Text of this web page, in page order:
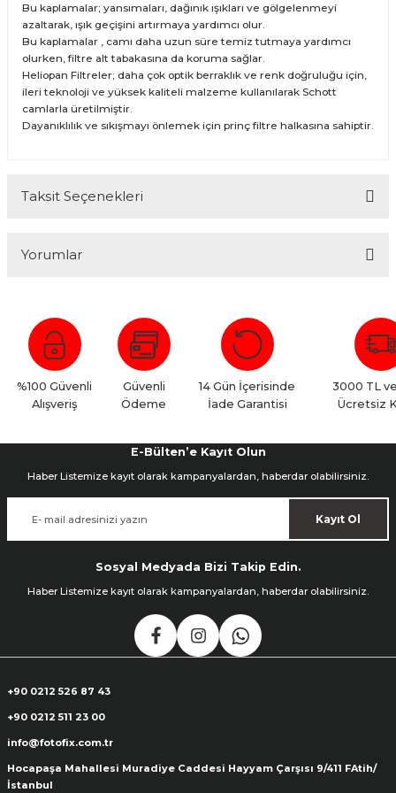
Bu kaplamalar; yansımaları, dağınık ışıkları ve gölgelenmeyi
azaltarak, ışık geçişini artırmaya yardımcı olur.
Bu kaplamalar , camı daha uzun süre temiz tutmaya yardımcı
olurken, filtre alt tabakasına da koruma sağlar.
Heliopan Filtreler; daha çok optik berraklık ve renk doğruluğu için,
ileri teknoloji ve yüksek kaliteli malzeme kullanılarak Schott
camlarla üretilmiştir.
Dayanıklılık ve sıkışmayı önlemek için prinç filtre halkasına sahiptir.
Taksit Seçenekleri
Yorumlar
Bu ürüne ilk yorumu siz yapın!
Yorum Yaz
%100 Güvenli
Alışveriş
Güvenli
Ödeme
14 Gün İçerisinde
İade Garantisi
3000 TL
Ücretsiz
E-Bülten’e Kayıt Olun
Haber Listemize kayıt olarak kampanyalardan, haberdar olabilirsiniz.
Kayıt Ol
Sosyal Medyada Bizi Takip Edin.
Haber Listemize kayıt olarak kampanyalardan, haberdar olabilirsiniz.
+90 0212 526 87 43
+90 0212 511 23 00
info@fotofix.com.tr
Hocapaşa Mahallesi Muradiye Caddesi Hayyam Çarşısı 9/411 FAtih/
İstanbul